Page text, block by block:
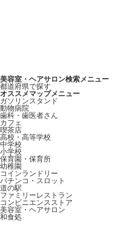
美容室・ヘアサロン検索メニュー
都道府県で探す
オススメマップメニュー
ガソリンスタンド
動物病院
歯科・歯医者さん
カフェ
喫茶店
高校・高等学校
中学校
小学校
保育園・保育所
幼稚園
コインランドリー
パチンコ・スロット
道の駅
ファミリーレストラン
コンビニエンスストア
美容室・ヘアサロン
和食処